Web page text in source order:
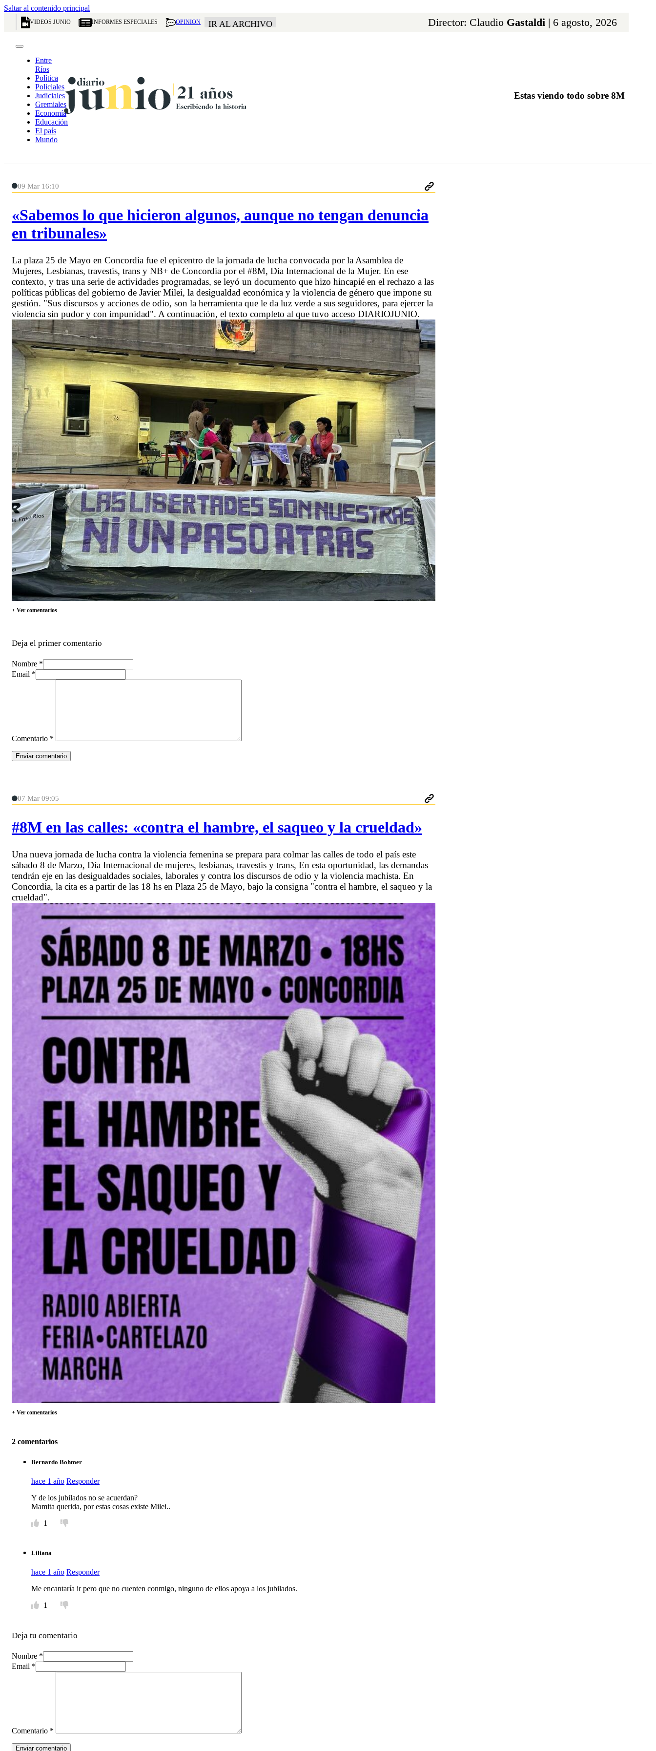
Saltar al contenido principal
VIDEOS JUNIO INFORMES ESPECIALES OPINION IR AL ARCHIVO Director: Claudio Gastaldi | 6 agosto, 2026
Entre
Ríos
Política
Policiales
Judiciales
Gremiales
Economía
Educación
El país
Mundo
Estas viendo todo sobre 8M
09 Mar 16:10
«Sabemos lo que hicieron algunos, aunque no tengan denuncia
en tribunales»
La plaza 25 de Mayo en Concordia fue el epicentro de la jornada de lucha convocada por la Asamblea de
Mujeres, Lesbianas, travestis, trans y NB+ de Concordia por el #8M, Día Internacional de la Mujer. En ese
contexto, y tras una serie de actividades programadas, se leyó un documento que hizo hincapié en el rechazo a las
políticas públicas del gobierno de Javier Milei, la desigualdad económica y la violencia de género que impone su
gestión. "Sus discursos y acciones de odio, son la herramienta que le da luz verde a sus seguidores, para ejercer la
violencia sin pudor y con impunidad". A continuación, el texto completo al que tuvo acceso DIARIOJUNIO.
+ Ver comentarios
Deja el primer comentario
Nombre *
Email *
Comentario *
07 Mar 09:05
#8M en las calles: «contra el hambre, el saqueo y la crueldad»
Una nueva jornada de lucha contra la violencia femenina se prepara para colmar las calles de todo el país este
sábado 8 de Marzo, Día Internacional de mujeres, lesbianas, travestis y trans, En esta oportunidad, las demandas
tendrán eje en las desigualdades sociales, laborales y contra los discursos de odio y la violencia machista. En
Concordia, la cita es a partir de las 18 hs en Plaza 25 de Mayo, bajo la consigna "contra el hambre, el saqueo y la
crueldad".
+ Ver comentarios
2 comentarios
Bernardo Bohmer
hace 1 año Responder
Y de los jubilados no se acuerdan?
Mamita querida, por estas cosas existe Milei..
1
Liliana
hace 1 año Responder
Me encantaría ir pero que no cuenten conmigo, ninguno de ellos apoya a los jubilados.
1
Deja tu comentario
Nombre *
Email *
Comentario *